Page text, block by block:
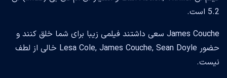
5.2 است.
James Couche سعی داشتند فیلمی زیبا برای شما خلق کنند و
حضور Lesa Cole, James Couche, Sean Doyle خالی از لطف
نیست.